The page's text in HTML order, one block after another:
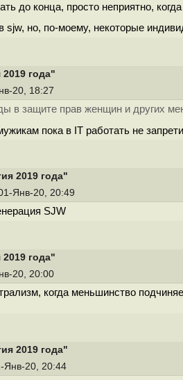
до конца, просто неприятно,
sjw, но, по-моему, некоторые
года"
20, 18:27
в защите прав женщин и других
пока в IT работать не
2019 года"
Янв-20, 20:49
SJW
года"
20, 20:00
когда меньшинство
2019 года"
Янв-20, 20:44